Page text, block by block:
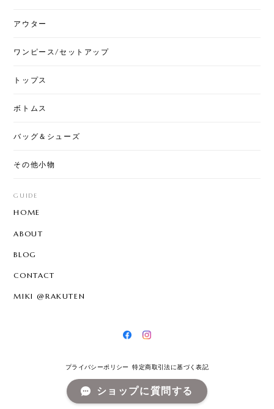
アウター
ワンピース/セットアップ
トップス
ボトムス
バッグ＆シューズ
その他小物
GUIDE
HOME
ABOUT
BLOG
CONTACT
MIKI @RAKUTEN
プライバシーポリシー 特定商取引法に基づく表記
ショップに質問する